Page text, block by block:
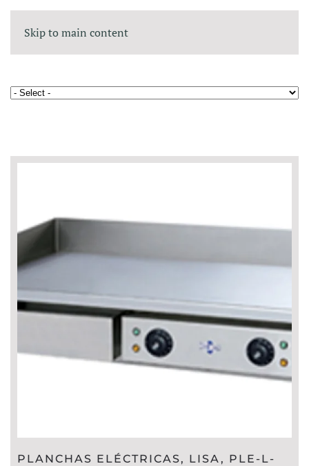
Skip to main content
PLANCHAS ELÉCTRICAS, LISA, PLE-L-